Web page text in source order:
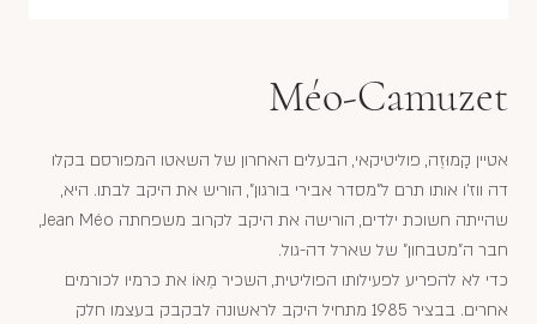
Méo-Camuzet
אטיין קָמוּזֶה, פוליטיקאי, הבעלים האחרון של השאטו המפורסם בקלו
דה ווז'ו אותו תרם ל"מסדר אבירי בורגון", הוריש את היקב לבתו. היא,
שהייתה חשוכת ילדים, הורישה את היקב לקרוב משפחתה Jean Méo,
חבר ה"מטבחון" של שארל דה-גול.
כדי לא להפריע לפעילותו הפוליטית, השכיר מֶאוֹ את כרמיו לכורמים
אחרים. בבציר 1985 מתחיל היקב לראשונה לבקבק בעצמו חלק